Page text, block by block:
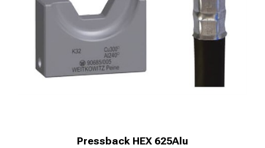
Pressback HEX 625Alu